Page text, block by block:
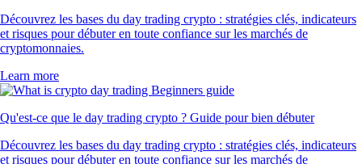
Découvrez les bases du day trading crypto : stratégies clés, indicateurs
et risques pour débuter en toute confiance sur les marchés de
cryptomonnaies.
Learn more
Qu'est-ce que le day trading crypto ? Guide pour bien débuter
Découvrez les bases du day trading crypto : stratégies clés, indicateurs
et risques pour débuter en toute confiance sur les marchés de